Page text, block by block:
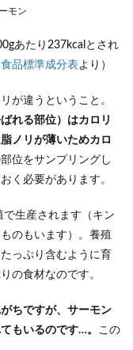
モン
あたり237kcalとされ
食品標準成分表より）
が違うということ。
れる部位）はカロリ
ノリが薄いためカロ
位をサンプリングし
く必要があります。
生産されます（キン
のもいます）。養殖
っぷり含むように育
の食材なのです。
ちですが、サーモン
もいるのです…。 この